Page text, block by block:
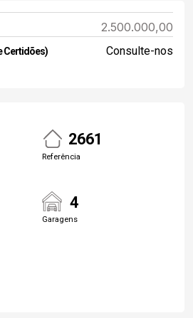
2.500.000,00
Certidões) Consulte-nos
2661
Referência
4
Garagens